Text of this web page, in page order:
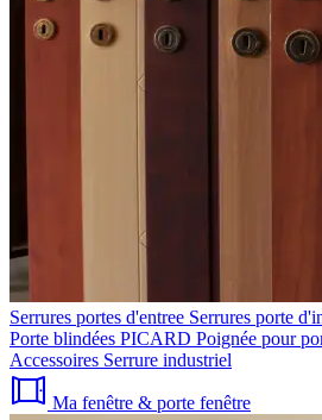
Serrures portes d'entree Serrures porte
Porte blindées PICARD Poignée pour
Accessoires Serrure industriel
Ma fenêtre & porte fenêtre